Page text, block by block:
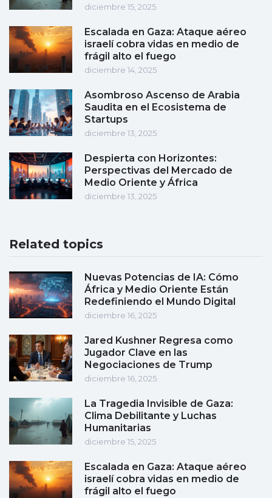
diciembre 15, 2025
Escalada en Gaza: Ataque aéreo
israelí cobra vidas en medio de
frágil alto el fuego
diciembre 14, 2025
Asombroso Ascenso de Arabia
Saudita en el Ecosistema de
Startups
diciembre 13, 2025
Despierta con Horizontes:
Perspectivas del Mercado de
Medio Oriente y África
diciembre 13, 2025
Related topics
Nuevas Potencias de IA: Cómo
África y Medio Oriente Están
Redefiniendo el Mundo Digital
diciembre 16, 2025
Jared Kushner Regresa como
Jugador Clave en las
Negociaciones de Trump
diciembre 16, 2025
La Tragedia Invisible de Gaza:
Clima Debilitante y Luchas
Humanitarias
diciembre 15, 2025
Escalada en Gaza: Ataque aéreo
israelí cobra vidas en medio de
frágil alto el fuego